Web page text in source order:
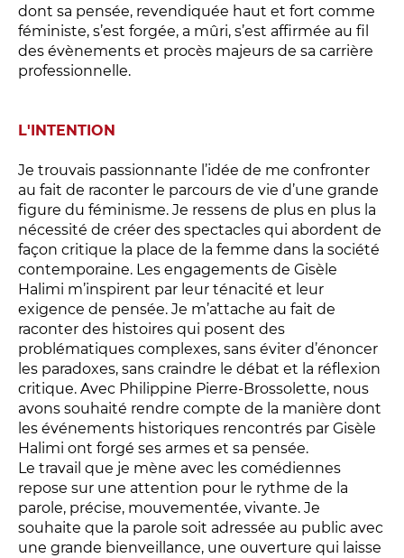
Relais
En famille
Étudiant
Entre amis, entre collègues
Acteur des secteurs social,
médical et judiciaire
En situation de handicap
PRATIQUEZ...
Nissa Slam
Le Lab'Oratoire[cours d’oralité]
À Voix haute ·cours [8-14 ans]
LES ACTIONS PÉDAGOGIQUES
Lettres à... [8 édition]
Les Spectacles itinérants
Moulins en scène
Autour des spectacles
dont sa pensée, revendiquée haut et fort comme
féministe, s’est forgée, a mûri, s’est affirmée au fil
des évènements et procès majeurs de sa carrière
professionnelle.
L'INTENTION
Je trouvais passionnante l’idée de me confronter
au fait de raconter le parcours de vie d’une grande
figure du féminisme. Je ressens de plus en plus la
nécessité de créer des spectacles qui abordent de
façon critique la place de la femme dans la société
contemporaine. Les engagements de Gisèle
Halimi m’inspirent par leur ténacité et leur
exigence de pensée. Je m’attache au fait de
raconter des histoires qui posent des
problématiques complexes, sans éviter d’énoncer
les paradoxes, sans craindre le débat et la réflexion
critique. Avec Philippine Pierre-Brossolette, nous
avons souhaité rendre compte de la manière dont
les événements historiques rencontrés par Gisèle
Halimi ont forgé ses armes et sa pensée.
Le travail que je mène avec les comédiennes
repose sur une attention pour le rythme de la
parole, précise, mouvementée, vivante. Je
souhaite que la parole soit adressée au public avec
une grande bienveillance, une ouverture qui laisse